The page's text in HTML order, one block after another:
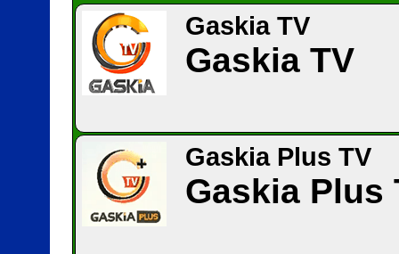
Gaskia TV
Gaskia TV
Gaskia Plus TV
Gaskia Plus